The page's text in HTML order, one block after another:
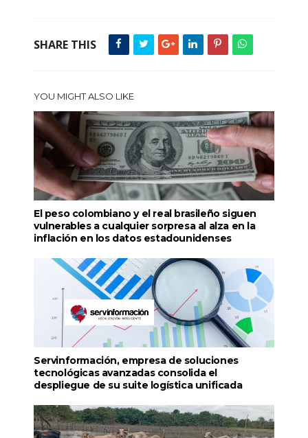
SHARE THIS
YOU MIGHT ALSO LIKE
El peso colombiano y el real brasileño siguen
vulnerables a cualquier sorpresa al alza en la
inflación en los datos estadounidenses
Servinformación, empresa de soluciones
tecnológicas avanzadas consolida el
despliegue de su suite logística unificada